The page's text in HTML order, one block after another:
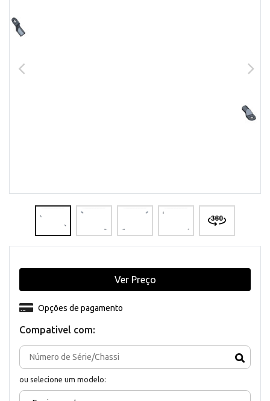
Compativel com:
ou selecione um modelo:
Opções de pagamento
Ver Preço